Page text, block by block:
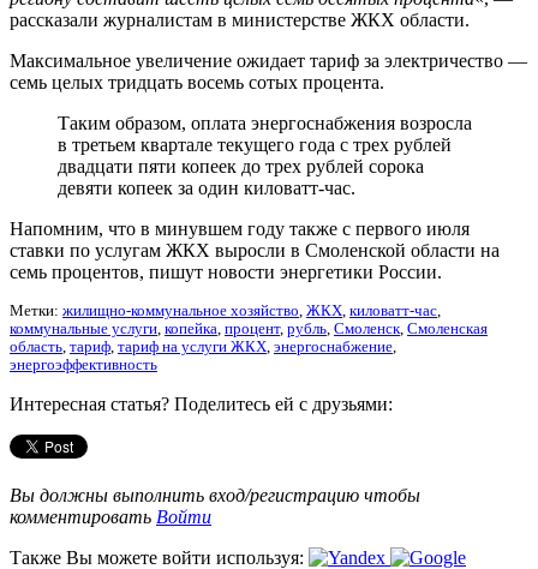
рассказали журналистам в министерстве ЖКХ области.
Максимальное увеличение ожидает тариф за электричество —
семь целых тридцать восемь сотых процента.
Таким образом, оплата энергоснабжения возросла
в третьем квартале текущего года с трех рублей
двадцати пяти копеек до трех рублей сорока
девяти копеек за один киловатт-час.
Напомним, что в минувшем году также с первого июля
ставки по услугам ЖКХ выросли в Смоленской области на
семь процентов, пишут новости энергетики России.
Метки: жилищно-коммунальное хозяйство, ЖКХ, киловатт-час,
коммунальные услуги, копейка, процент, рубль, Смоленск, Смоленская
область, тариф, тариф на услуги ЖКХ, энергоснабжение,
энергоэффективность
Интересная статья? Поделитесь ей с друзьями:
Вы должны выполнить вход/регистрацию чтобы
комментировать Войти
Также Вы можете войти используя: